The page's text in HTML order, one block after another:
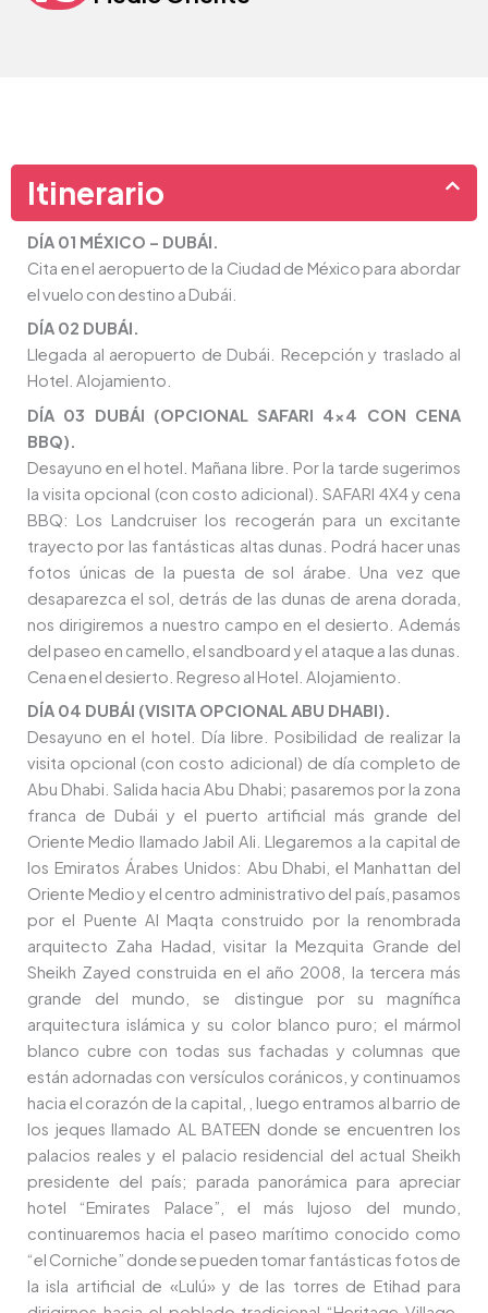
Itinerario
DÍA 01 MÉXICO – DUBÁI.
Cita en el aeropuerto de la Ciudad de México para abordar
el vuelo con destino a Dubái.
DÍA 02 DUBÁI.
Llegada al aeropuerto de Dubái. Recepción y traslado al
Hotel. Alojamiento.
DÍA 03 DUBÁI (OPCIONAL SAFARI 4×4 CON CENA
BBQ).
Desayuno en el hotel. Mañana libre. Por la tarde sugerimos
la visita opcional (con costo adicional). SAFARI 4X4 y cena
BBQ: Los Landcruiser los recogerán para un excitante
trayecto por las fantásticas altas dunas. Podrá hacer unas
fotos únicas de la puesta de sol árabe. Una vez que
desaparezca el sol, detrás de las dunas de arena dorada,
nos dirigiremos a nuestro campo en el desierto. Además
del paseo en camello, el sandboard y el ataque a las dunas.
Cena en el desierto. Regreso al Hotel. Alojamiento.
DÍA 04 DUBÁI (VISITA OPCIONAL ABU DHABI).
Desayuno en el hotel. Día libre. Posibilidad de realizar la
visita opcional (con costo adicional) de día completo de
Abu Dhabi. Salida hacia Abu Dhabi; pasaremos por la zona
franca de Dubái y el puerto artificial más grande del
Oriente Medio llamado Jabil Ali. Llegaremos a la capital de
los Emiratos Árabes Unidos: Abu Dhabi, el Manhattan del
Oriente Medio y el centro administrativo del país, pasamos
por el Puente Al Maqta construido por la renombrada
arquitecto Zaha Hadad, visitar la Mezquita Grande del
Sheikh Zayed construida en el año 2008, la tercera más
grande del mundo, se distingue por su magnífica
arquitectura islámica y su color blanco puro; el mármol
blanco cubre con todas sus fachadas y columnas que
están adornadas con versículos coránicos, y continuamos
hacia el corazón de la capital, , luego entramos al barrio de
los jeques llamado AL BATEEN donde se encuentren los
palacios reales y el palacio residencial del actual Sheikh
presidente del país; parada panorámica para apreciar
hotel “Emirates Palace”, el más lujoso del mundo,
continuaremos hacia el paseo marítimo conocido como
“el Corniche” donde se pueden tomar fantásticas fotos de
la isla artificial de «Lulú» y de las torres de Etihad para